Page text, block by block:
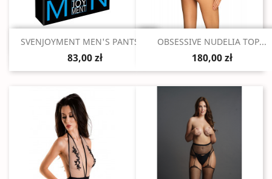
Szybki podgląd
SVENJOYMENT MEN'S PANTS M
83,00 zł
Szybki podgląd
OBSESSIVE NUDELIA TOP...
180,00 zł